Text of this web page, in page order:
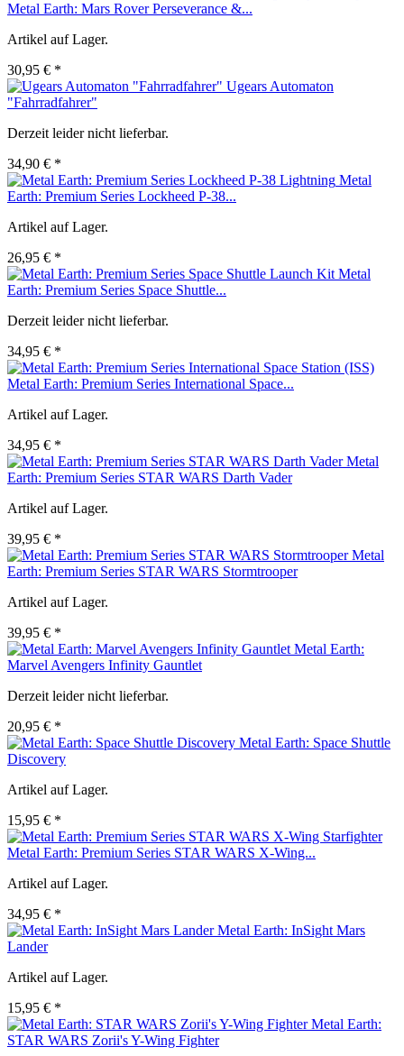
Metal Earth: Mars Rover Perseverance &...
Artikel auf Lager.
30,95 € *
Ugears Automaton
"Fahrradfahrer"
Derzeit leider nicht lieferbar.
34,90 € *
Metal
Earth: Premium Series Lockheed P-38...
Artikel auf Lager.
26,95 € *
Metal
Earth: Premium Series Space Shuttle...
Derzeit leider nicht lieferbar.
34,95 € *
Metal Earth: Premium Series International Space...
Artikel auf Lager.
34,95 € *
Metal
Earth: Premium Series STAR WARS Darth Vader
Artikel auf Lager.
39,95 € *
Metal
Earth: Premium Series STAR WARS Stormtrooper
Artikel auf Lager.
39,95 € *
Metal Earth:
Marvel Avengers Infinity Gauntlet
Derzeit leider nicht lieferbar.
20,95 € *
Metal Earth: Space Shuttle
Discovery
Artikel auf Lager.
15,95 € *
Metal Earth: Premium Series STAR WARS X-Wing...
Artikel auf Lager.
34,95 € *
Metal Earth: InSight Mars
Lander
Artikel auf Lager.
15,95 € *
Metal Earth:
STAR WARS Zorii's Y-Wing Fighter